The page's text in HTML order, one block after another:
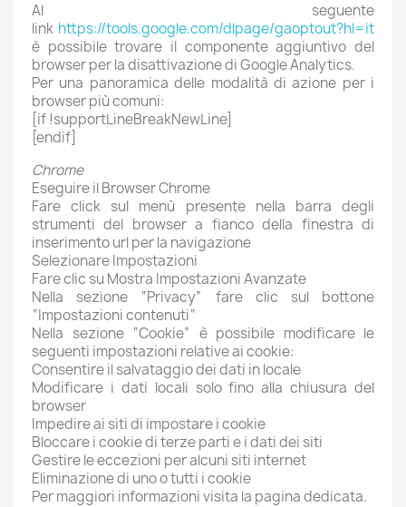
Al seguente
link https://tools.google.com/dlpage/gaoptout?hl=it
è possibile trovare il componente aggiuntivo del
browser per la disattivazione di Google Analytics.
Per una panoramica delle modalità di azione per i
browser più comuni:
[if !supportLineBreakNewLine]
[endif]
Chrome
Eseguire il Browser Chrome
Fare click sul menù presente nella barra degli
strumenti del browser a fianco della finestra di
inserimento url per la navigazione
Selezionare Impostazioni
Fare clic su Mostra Impostazioni Avanzate
Nella sezione “Privacy” fare clic sul bottone
“Impostazioni contenuti“
Nella sezione “Cookie” è possibile modificare le
seguenti impostazioni relative ai cookie:
Consentire il salvataggio dei dati in locale
Modificare i dati locali solo fino alla chiusura del
browser
Impedire ai siti di impostare i cookie
Bloccare i cookie di terze parti e i dati dei siti
Gestire le eccezioni per alcuni siti internet
Eliminazione di uno o tutti i cookie
Per maggiori informazioni visita la pagina dedicata.